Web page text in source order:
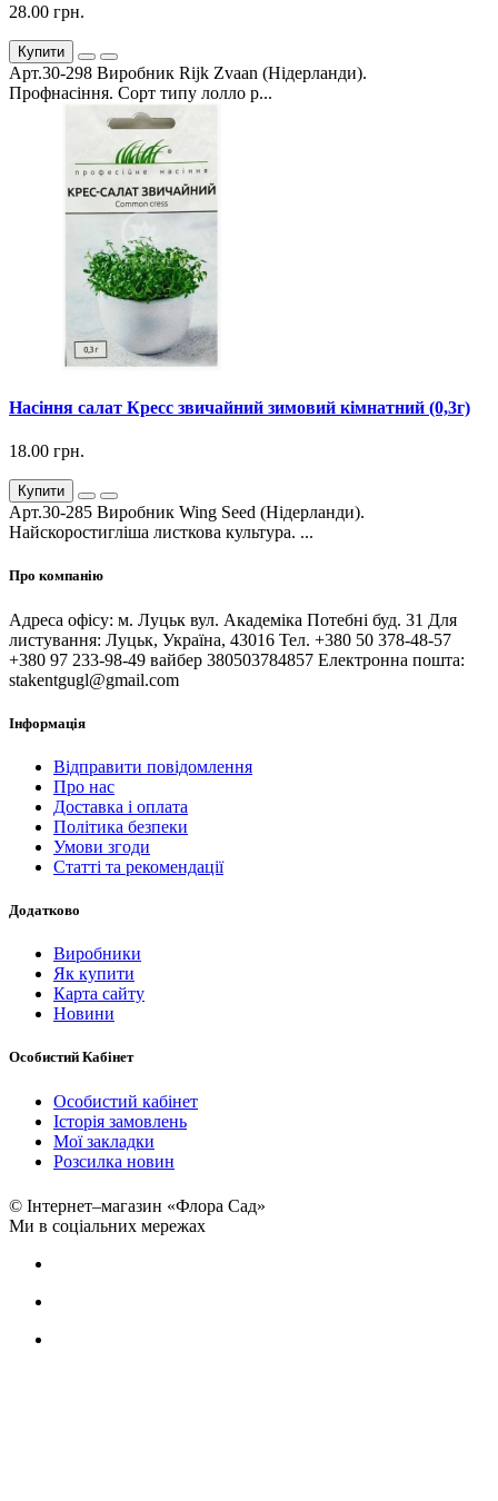
28.00 грн.
Купити
Арт.30-298 Виробник Rijk Zvaan (Нідерланди).
Профнасіння. Сорт типу лолло р...
Насіння салат Кресс звичайний зимовий кімнатний (0,3г)
18.00 грн.
Купити
Арт.30-285 Виробник Wing Seed (Нідерланди).
Найскоростигліша листкова культура. ...
Про компанію
Адреса офісу: м. Луцьк вул. Академіка Потебні буд. 31 Для
листування: Луцьк, Україна, 43016 Тел. +380 50 378-48-57
+380 97 233-98-49 вайбер 380503784857 Електронна пошта:
stakentgugl@gmail.com
Інформація
Відправити повідомлення
Про нас
Доставка і оплата
Політика безпеки
Умови згоди
Статті та рекомендації
Додатково
Виробники
Як купити
Карта сайту
Новини
Особистий Кабінет
Особистий кабінет
Історія замовлень
Мої закладки
Розсилка новин
© Інтернет–магазин «Флора Сад»
Ми в соціальних мережах